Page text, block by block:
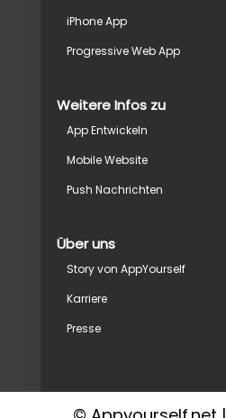
iPhone App
Progressive Web App
Weitere Infos zu
App Entwickeln
Mobile Website
Push Nachrichten
Über uns
Story von AppYourself
Karriere
Presse